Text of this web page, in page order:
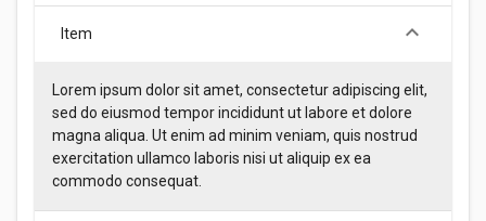
Item keyboard_arrow_down
Lorem ipsum dolor sit amet, consectetur adipiscing elit,
sed do eiusmod tempor incididunt ut labore et dolore
magna aliqua. Ut enim ad minim veniam, quis nostrud
exercitation ullamco laboris nisi ut aliquip ex ea
commodo consequat.